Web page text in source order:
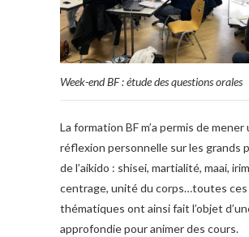
Week-end BF : étude des questions orales
La formation BF m’a permis de mener
réflexion personnelle sur les grands
de l’aikido : shisei, martialité, maai,
centrage, unité du corps…toutes ces
thématiques ont ainsi fait l’objet
approfondie pour animer des cours.